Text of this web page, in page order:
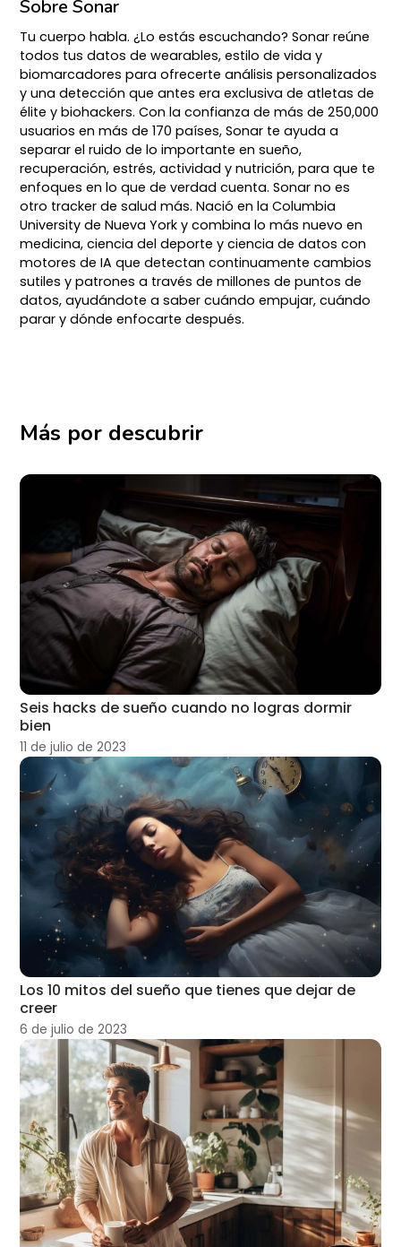
Sobre Sonar
Tu cuerpo habla. ¿Lo estás escuchando? Sonar reúne
todos tus datos de wearables, estilo de vida y
biomarcadores para ofrecerte análisis personalizados
y una detección que antes era exclusiva de atletas de
élite y biohackers. Con la confianza de más de 250,000
usuarios en más de 170 países, Sonar te ayuda a
separar el ruido de lo importante en sueño,
recuperación, estrés, actividad y nutrición, para que te
enfoques en lo que de verdad cuenta. Sonar no es
otro tracker de salud más. Nació en la Columbia
University de Nueva York y combina lo más nuevo en
medicina, ciencia del deporte y ciencia de datos con
motores de IA que detectan continuamente cambios
sutiles y patrones a través de millones de puntos de
datos, ayudándote a saber cuándo empujar, cuándo
parar y dónde enfocarte después.
Más por descubrir
Seis hacks de sueño cuando no logras dormir
bien
11 de julio de 2023
Los 10 mitos del sueño que tienes que dejar de
creer
6 de julio de 2023